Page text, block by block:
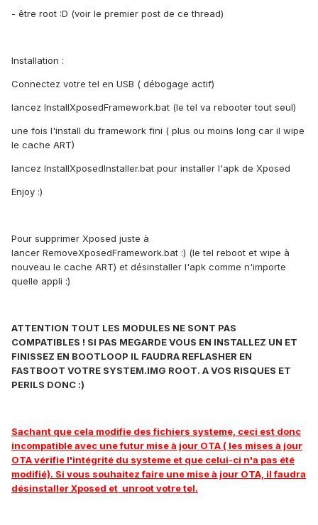
- être root :D (voir le premier post de ce thread)
Installation :
Connectez votre tel en USB ( débogage actif)
lancez InstallXposedFramework.bat (le tel va rebooter tout seul)
une fois l'install du framework fini ( plus ou moins long car il wipe
le cache ART)
lancez InstallXposedInstaller.bat pour installer l'apk de Xposed
Enjoy :)
Pour supprimer Xposed juste à
lancer RemoveXposedFramework.bat :) (le tel reboot et wipe à
nouveau le cache ART) et désinstaller l'apk comme n'importe
quelle appli :)
ATTENTION TOUT LES MODULES NE SONT PAS
COMPATIBLES ! SI PAS MEGARDE VOUS EN INSTALLEZ UN ET
FINISSEZ EN BOOTLOOP IL FAUDRA REFLASHER EN
FASTBOOT VOTRE SYSTEM.IMG ROOT. A VOS RISQUES ET
PERILS DONC :)
Sachant que cela modifie des fichiers systeme, ceci est donc
incompatible avec une futur mise à jour OTA ( les mises à jour
OTA vérifie l'intégrité du systeme et que celui-ci n'a pas été
modifié). Si vous souhaitez faire une mise à jour OTA, il faudra
désinstaller Xposed et unroot votre tel.